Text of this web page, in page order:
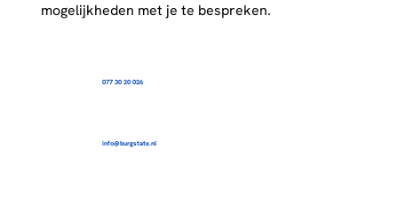
mogelijkheden met je te bespreken.
077 30 20 026
info@burgstate.nl